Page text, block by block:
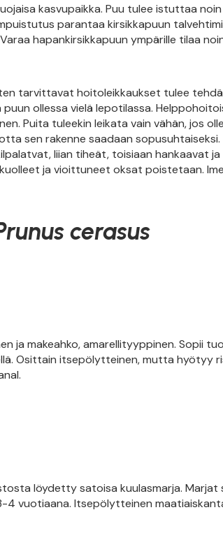
kasvupaikka. Puu tulee istuttaa
parantaa kirsikkapuun
hapankirsikkapuun ympärille tilaa
tarvittavat hoitoleikkaukset tulee
ollessa vielä lepotilassa.
Puita tuleekin leikata vain vähän, jos
sen rakenne saadaan
liian tiheät, toisiaan hankaavat ja
ja vioittuneet oksat poistetaan.
cerasus
ja makeahko, amarellityyppinen. Sopii
Osittain itsepölytteinen, mutta hyötyy
löydetty satoisa kuulasmarja. Marjat
4 vuotiaana. Itsepölytteinen